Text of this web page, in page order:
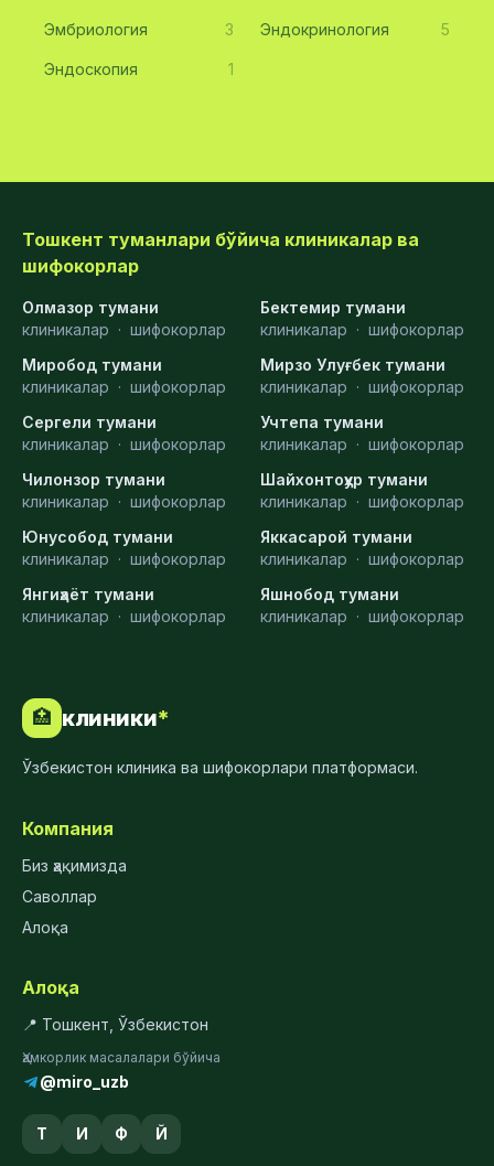
Эмбриология 3 Эндокринология 5
Эндоскопия 1
Тошкент туманлари бўйича клиникалар ва
шифокорлар
Олмазор тумани
клиникалар · шифокорлар
Бектемир тумани
клиникалар · шифокорлар
Миробод тумани
клиникалар · шифокорлар
Мирзо Улуғбек тумани
клиникалар · шифокорлар
Сергели тумани
клиникалар · шифокорлар
Учтепа тумани
клиникалар · шифокорлар
Чилонзор тумани
клиникалар · шифокорлар
Шайхонтоҳур тумани
клиникалар · шифокорлар
Юнусобод тумани
клиникалар · шифокорлар
Яккасарой тумани
клиникалар · шифокорлар
Янгиҳаёт тумани
клиникалар · шифокорлар
Яшнобод тумани
клиникалар · шифокорлар
🏥 клиники*
Ўзбекистон клиника ва шифокорлари платформаси.
Компания
Биз ҳақимизда
Саволлар
Алоқа
Алоқа
📍 Тошкент, Ўзбекистон
Ҳамкорлик масалалари бўйича
@miro_uzb
Т И Ф Й